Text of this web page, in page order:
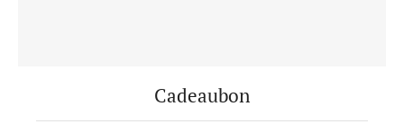
Cadeaubon